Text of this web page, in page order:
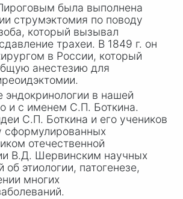
говым была выполнена
струмэктомия по поводу
который вызывал
трахеи. В 1849 г. он
в России, который
анестезию для
в нашей
и с именем С.П. Боткина.
С.П. Боткина и его учеников
сформулированных
отечественной
В.Д. Шервинским научных
об этиологии, патогенезе,
многих